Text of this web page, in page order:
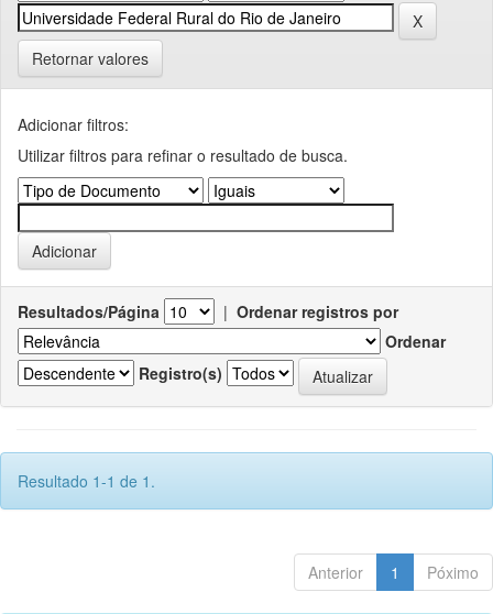
Retornar valores
Adicionar filtros:
Utilizar filtros para refinar o resultado de busca.
Resultados/Página | Ordenar registros por
Ordenar
Registro(s)
Resultado 1-1 de 1.
Anterior 1 Póximo